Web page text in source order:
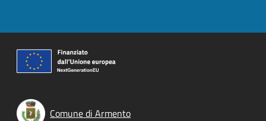
Comune di Armento